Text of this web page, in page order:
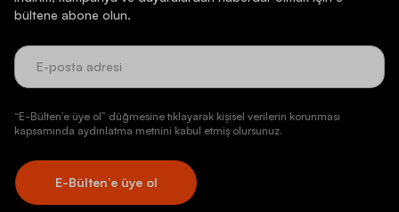
bültene abone olun.
“E-Bülten’e üye ol” düğmesine tıklayarak kişisel verilerin korunması
kapsamında aydınlatma metnini kabul etmiş olursunuz.
E-Bülten’e üye ol